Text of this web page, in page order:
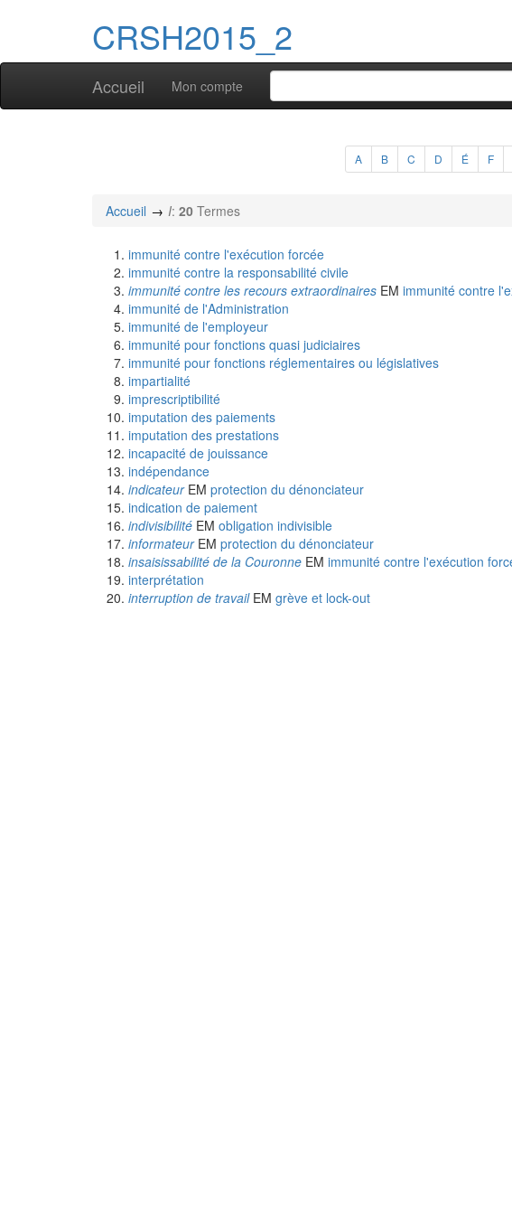
CRSH2015_2
Accueil Mon compte
A B C D É F
Accueil I: 20 Termes
immunité contre l'exécution forcée
immunité contre la responsabilité civile
immunité contre les recours extraordinaires EM immunité contre
immunité de l'Administration
immunité de l'employeur
immunité pour fonctions quasi judiciaires
immunité pour fonctions réglementaires ou législatives
impartialité
imprescriptibilité
imputation des paiements
imputation des prestations
incapacité de jouissance
indépendance
indicateurEM protection du dénonciateur
indication de paiement
indivisibilité EM obligation indivisible
informateurEM protection du dénonciateur
insaisissabilité de la Couronne EM immunité contre l'exécution
interprétation
interruption de travailEM grève et lock-out